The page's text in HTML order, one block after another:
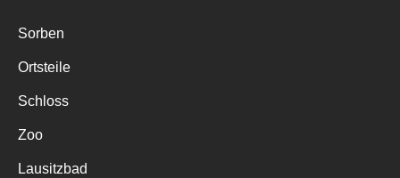
Sorben
Ortsteile
Schloss
Zoo
Lausitzbad